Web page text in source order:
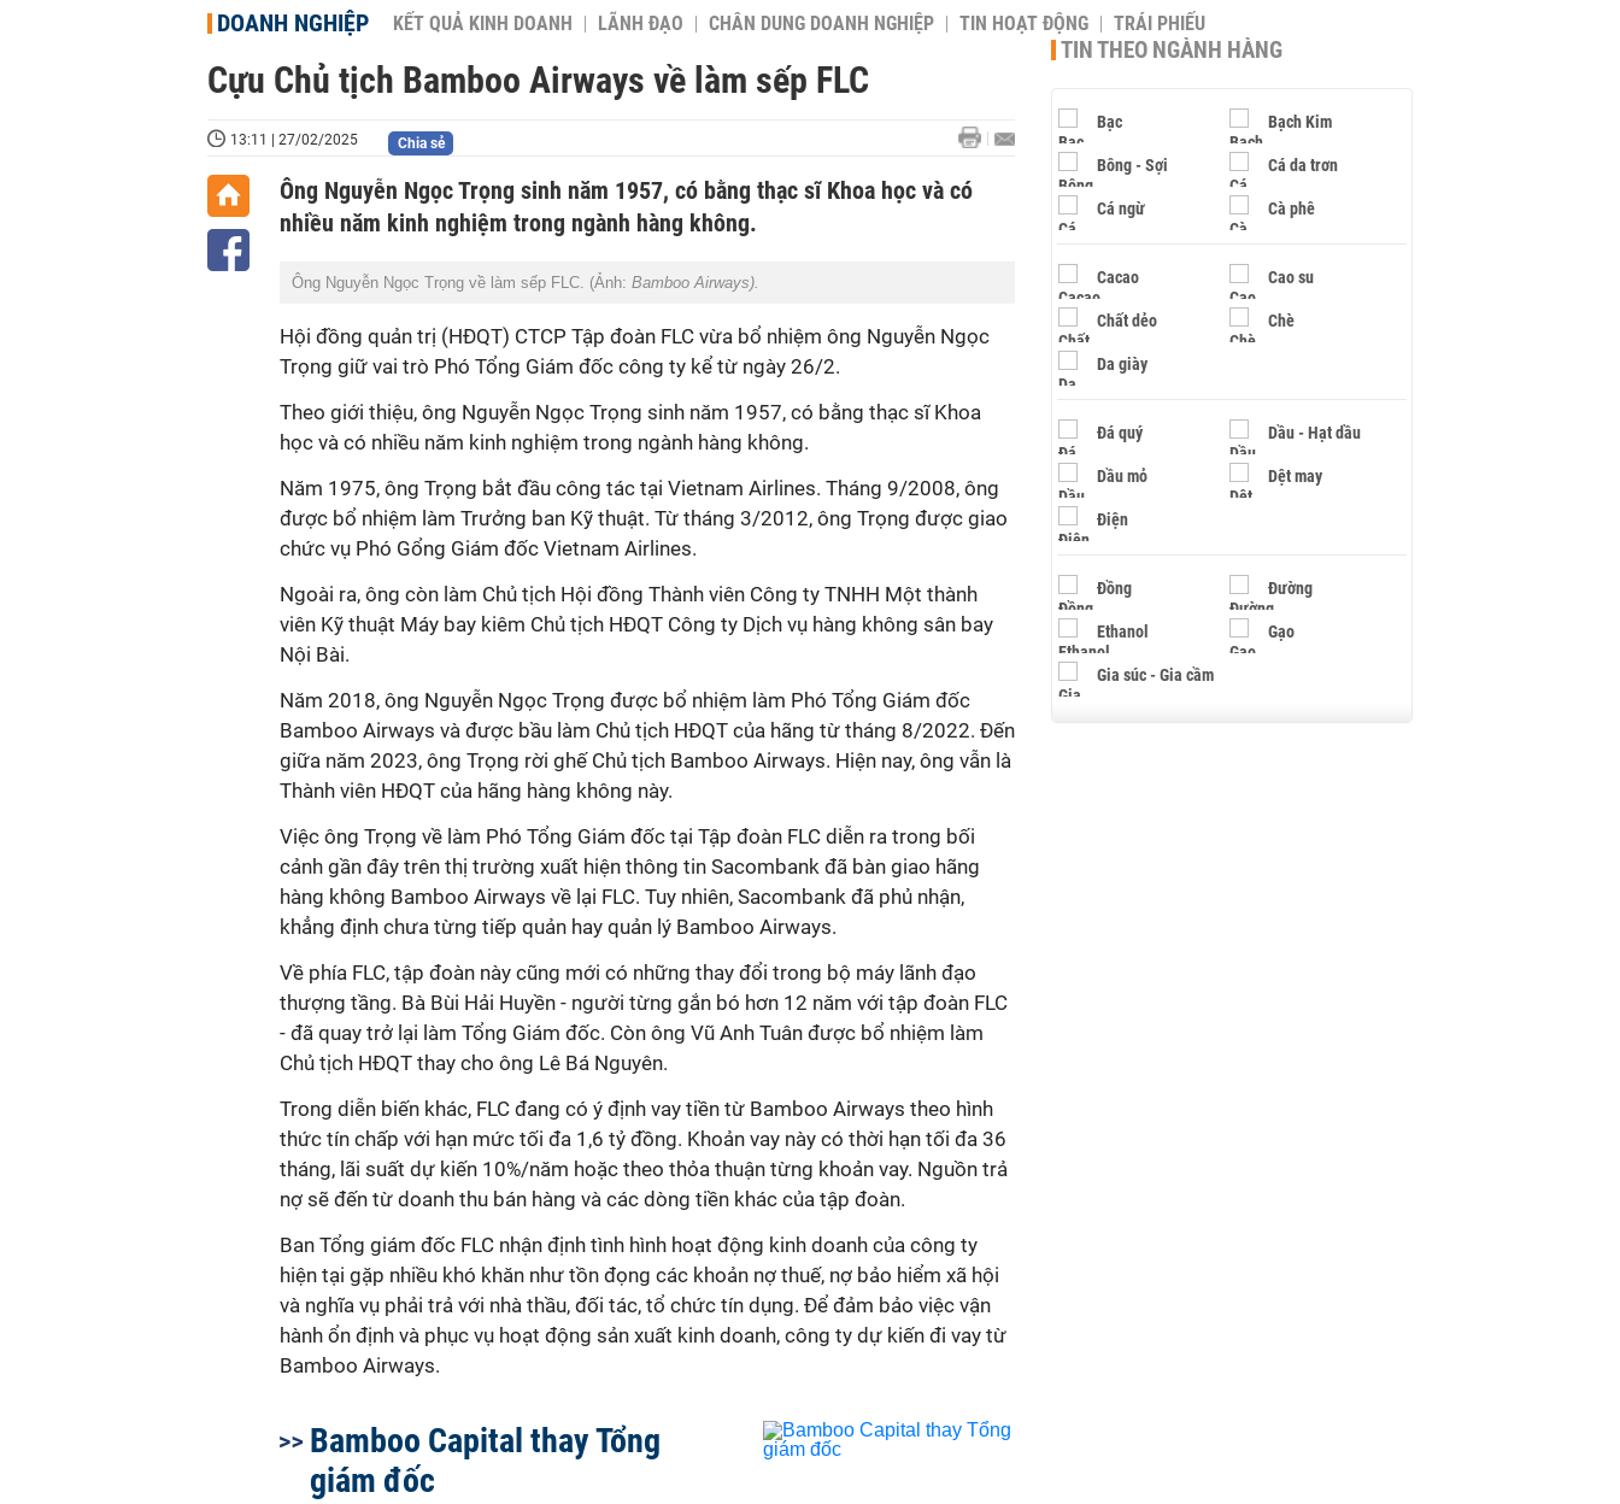
DOANH NGHIỆP KẾT QUẢ KINH DOANH LÃNH ĐẠO CHÂN DUNG DOANH NGHIỆP TIN HOẠT ĐỘNG TRÁI PHIẾU
Cựu Chủ tịch Bamboo Airways về làm sếp FLC
13:11 | 27/02/2025 Chia sẻ
Ông Nguyễn Ngọc Trọng sinh năm 1957, có bằng thạc sĩ Khoa học và có
nhiều năm kinh nghiệm trong ngành hàng không.
Ông Nguyễn Ngọc Trọng về làm sếp FLC. (Ảnh: Bamboo Airways).
Hội đồng quản trị (HĐQT) CTCP Tập đoàn FLC vừa bổ nhiệm ông Nguyễn Ngọc
Trọng giữ vai trò Phó Tổng Giám đốc công ty kể từ ngày 26/2.
Theo giới thiệu, ông Nguyễn Ngọc Trọng sinh năm 1957, có bằng thạc sĩ Khoa
học và có nhiều năm kinh nghiệm trong ngành hàng không.
Năm 1975, ông Trọng bắt đầu công tác tại Vietnam Airlines. Tháng 9/2008, ông
được bổ nhiệm làm Trưởng ban Kỹ thuật. Từ tháng 3/2012, ông Trọng được giao
chức vụ Phó Gổng Giám đốc Vietnam Airlines.
Ngoài ra, ông còn làm Chủ tịch Hội đồng Thành viên Công ty TNHH Một thành
viên Kỹ thuật Máy bay kiêm Chủ tịch HĐQT Công ty Dịch vụ hàng không sân bay
Nội Bài.
Năm 2018, ông Nguyễn Ngọc Trọng được bổ nhiệm làm Phó Tổng Giám đốc
Bamboo Airways và được bầu làm Chủ tịch HĐQT của hãng từ tháng 8/2022. Đến
giữa năm 2023, ông Trọng rời ghế Chủ tịch Bamboo Airways. Hiện nay, ông vẫn là
Thành viên HĐQT của hãng hàng không này.
Việc ông Trọng về làm Phó Tổng Giám đốc tại Tập đoàn FLC diễn ra trong bối
cảnh gần đây trên thị trường xuất hiện thông tin Sacombank đã bàn giao hãng
hàng không Bamboo Airways về lại FLC. Tuy nhiên, Sacombank đã phủ nhận,
khẳng định chưa từng tiếp quản hay quản lý Bamboo Airways.
Về phía FLC, tập đoàn này cũng mới có những thay đổi trong bộ máy lãnh đạo
thượng tầng. Bà Bùi Hải Huyền - người từng gắn bó hơn 12 năm với tập đoàn FLC
- đã quay trở lại làm Tổng Giám đốc. Còn ông Vũ Anh Tuân được bổ nhiệm làm
Chủ tịch HĐQT thay cho ông Lê Bá Nguyên.
Trong diễn biến khác, FLC đang có ý định vay tiền từ Bamboo Airways theo hình
thức tín chấp với hạn mức tối đa 1,6 tỷ đồng. Khoản vay này có thời hạn tối đa 36
tháng, lãi suất dự kiến 10%/năm hoặc theo thỏa thuận từng khoản vay. Nguồn trả
nợ sẽ đến từ doanh thu bán hàng và các dòng tiền khác của tập đoàn.
Ban Tổng giám đốc FLC nhận định tình hình hoạt động kinh doanh của công ty
hiện tại gặp nhiều khó khăn như tồn đọng các khoản nợ thuế, nợ bảo hiểm xã hội
và nghĩa vụ phải trả với nhà thầu, đối tác, tổ chức tín dụng. Để đảm bảo việc vận
hành ổn định và phục vụ hoạt động sản xuất kinh doanh, công ty dự kiến đi vay từ
Bamboo Airways.
Bamboo Capital thay Tổng
giám đốc
TIN THEO NGÀNH HÀNG
Bạc Bạch Kim
Bông - Sợi Cá da trơn
Cá ngừ Cà phê
Cacao Cao su
Chất dẻo Chè
Da giày
Đá quý Dầu - Hạt dầu
Dầu mỏ Dệt may
Điện
Đồng Đường
Ethanol Gạo
Gia súc - Gia cầm